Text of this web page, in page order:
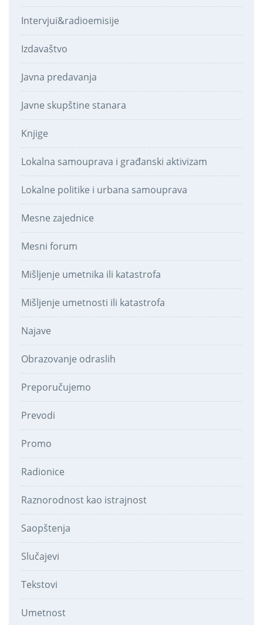
Intervjui&radioemisije
Izdavaštvo
Javna predavanja
Javne skupštine stanara
Knjige
Lokalna samouprava i građanski aktivizam
Lokalne politike i urbana samouprava
Mesne zajednice
Mesni forum
Mišljenje umetnika ili katastrofa
Mišljenje umetnosti ili katastrofa
Najave
Obrazovanje odraslih
Preporučujemo
Prevodi
Promo
Radionice
Raznorodnost kao istrajnost
Saopštenja
Slučajevi
Tekstovi
Umetnost